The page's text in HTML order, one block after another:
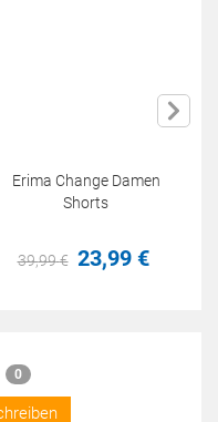
Erima Change Damen
Shorts
39,99€ 23,99 €
0